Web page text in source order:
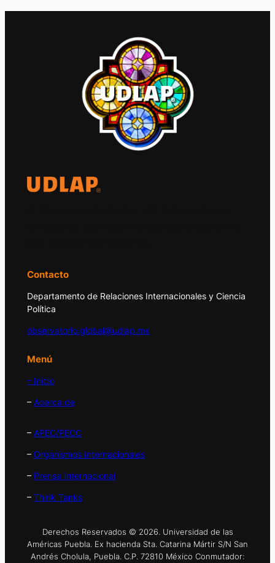
Contacto
Departamento de Relaciones Internacionales y Ciencia
Política
observatorio.global@udlap.mx
Menú
– Inicio
– Acerca de
– APEC/PECC
– Organismos Internacionales
– Prensa Internacional
– Think Tanks
Derechos Reservados © 2026. Universidad de las
Américas Puebla. Ex hacienda Sta. Catarina Mártir S/N San
Andrés Cholula, Puebla. C.P. 72810 México Conmutador: